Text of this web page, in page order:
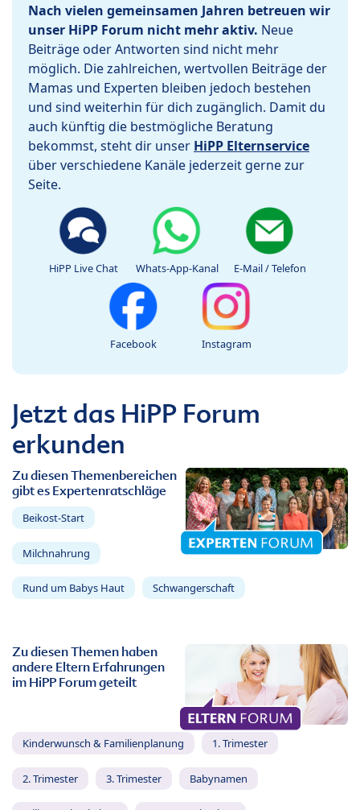
Nach vielen gemeinsamen Jahren betreuen wir
unser HiPP Forum nicht mehr aktiv. Neue
Beiträge oder Antworten sind nicht mehr
möglich. Die zahlreichen, wertvollen Beiträge der
Mamas und Experten bleiben jedoch bestehen
und sind weiterhin für dich zugänglich. Damit du
auch künftig die bestmögliche Beratung
bekommst, steht dir unser HiPP Elternservice
über verschiedene Kanäle jederzeit gerne zur
Seite.
HiPP Live Chat Whats-App-Kanal E-Mail / Telefon
Facebook Instagram
Jetzt das HiPP Forum
erkunden
Zu diesen Themenbereichen
gibt es Expertenratschläge
Beikost-Start
Milchnahrung
Rund um Babys Haut Schwangerschaft
Zu diesen Themen haben
andere Eltern Erfahrungen
im HiPP Forum geteilt
Kinderwunsch & Familienplanung 1. Trimester
2. Trimester 3. Trimester Babynamen